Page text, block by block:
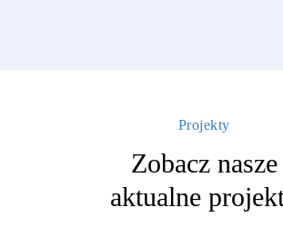
Projekty
Zobacz nasze
aktualne